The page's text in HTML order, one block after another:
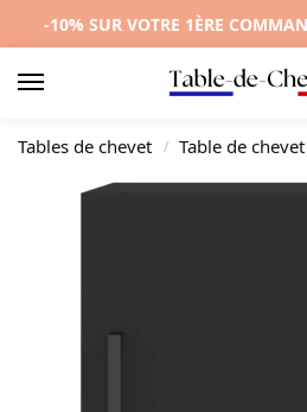
-10% SUR VOTRE 1ÈRE
Tables de chevet / Table de